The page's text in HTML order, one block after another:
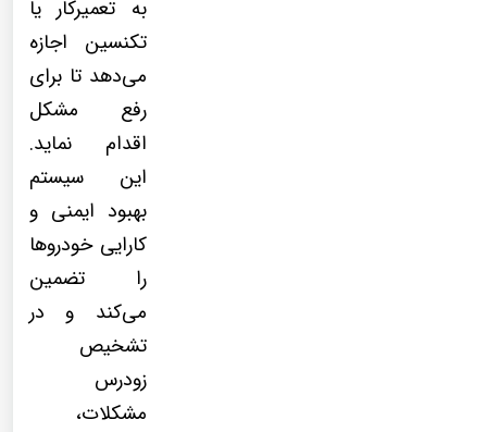
به تعمیرکار یا
تکنسین اجازه
می‌دهد تا برای
رفع مشکل
اقدام نماید.
این سیستم
بهبود ایمنی و
کارایی خودروها
را تضمین
می‌کند و در
تشخیص
زودرس
مشکلات،